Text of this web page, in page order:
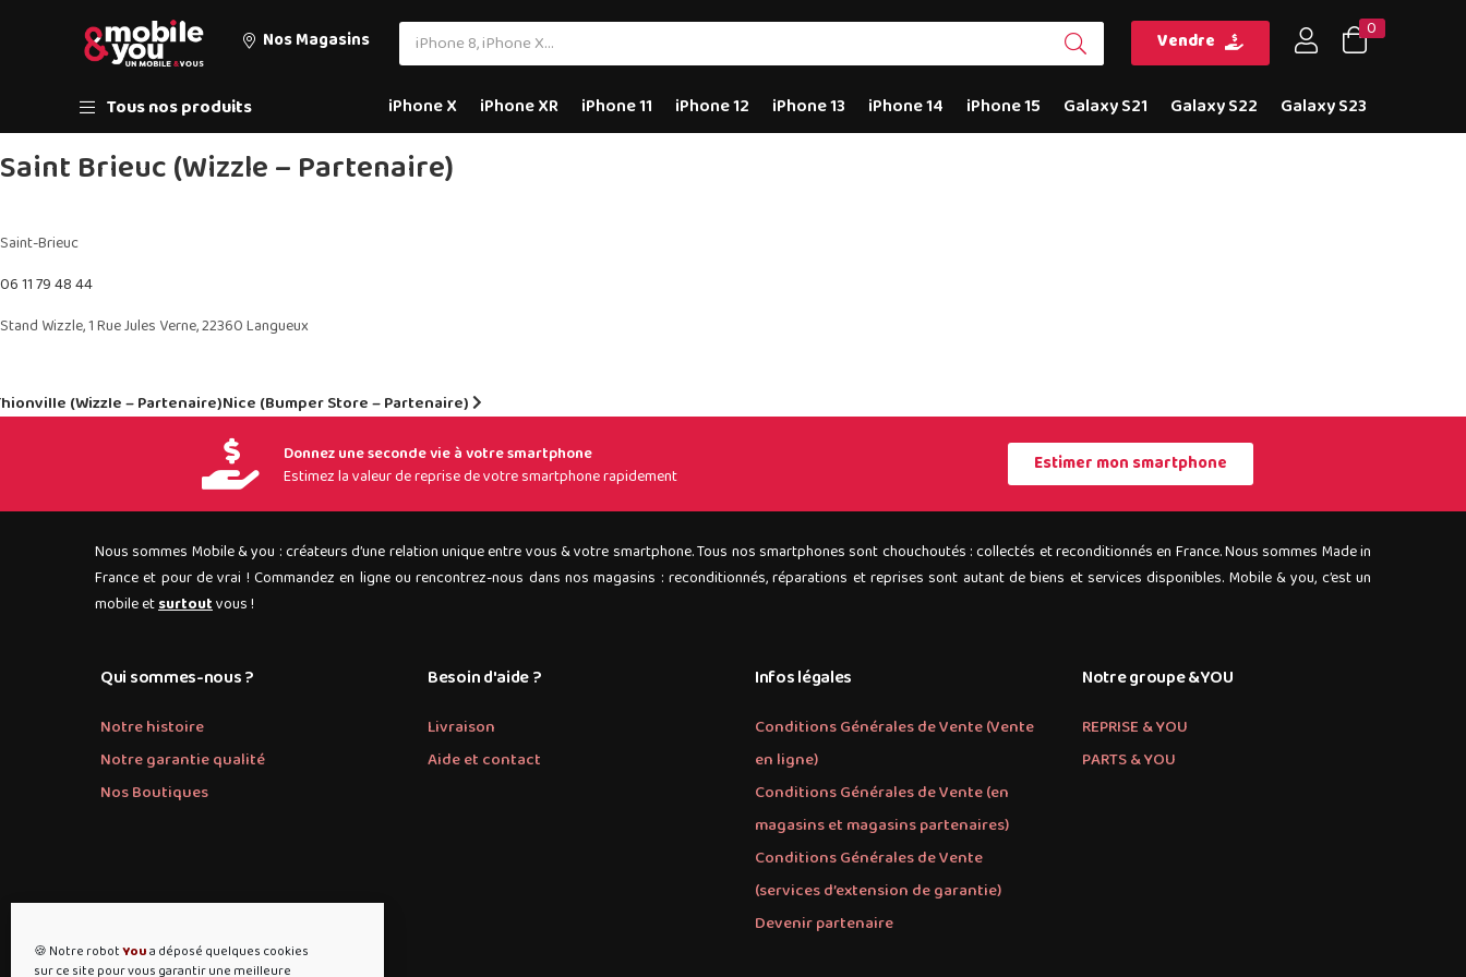
🍪 Notre robotYoua déposé quelques cookies
sur ce site pour vous garantir une meilleure
Nos Magasins Vendre 0
Tous nos produits iPhone X iPhone XR iPhone 11 iPhone 12 iPhone 13 iPhone 14 iPhone 15 Galaxy S21 Galaxy S22 Galaxy S23
Saint Brieuc (Wizzle – Partenaire)
Saint-Brieuc
06 11 79 48 44
Stand Wizzle, 1 Rue Jules Verne, 22360 Langueux
(Wizzle – Partenaire)Nice (Bumper Store – Partenaire)
Donnez une seconde vie à votre smartphone
Estimez la valeur de reprise de votre smartphone rapidement
Estimer mon smartphone
Nous sommes Mobile & you : créateurs d’une relation unique entre vous & votre smartphone. Tous nos smartphones sont chouchoutés : collectés et reconditionnés en France. Nous sommes Made in
France et pour de vrai ! Commandez en ligne ou rencontrez-nous dans nos magasins : reconditionnés, réparations et reprises sont autant de biens et services disponibles. Mobile & you, c’est un
mobile etsurtoutvous !
Qui sommes-nous ?
Notre histoire
Notre garantie qualité
Nos Boutiques
Besoin d'aide ?
Livraison
Aide et contact
Infos légales
Conditions Générales de Vente (Vente
en ligne)
Conditions Générales de Vente (en
magasins et magasins partenaires)
Conditions Générales de Vente
(services d’extension de garantie)
Devenir partenaire
Notre groupe &YOU
REPRISE & YOU
PARTS & YOU